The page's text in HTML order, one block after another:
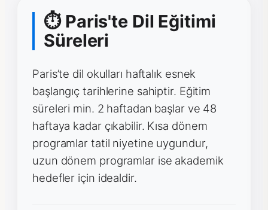
⏱ Paris'te Dil Eğitimi
Süreleri
Paris’te dil okulları haftalık esnek
başlangıç tarihlerine sahiptir. Eğitim
süreleri min. 2 haftadan başlar ve 48
haftaya kadar çıkabilir. Kısa dönem
programlar tatil niyetine uygundur,
uzun dönem programlar ise akademik
hedefler için idealdir.